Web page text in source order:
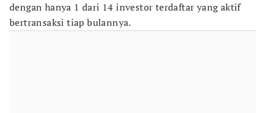
dengan hanya 1 dari 14 investor terdaftar yang aktif
bertransaksi tiap bulannya.